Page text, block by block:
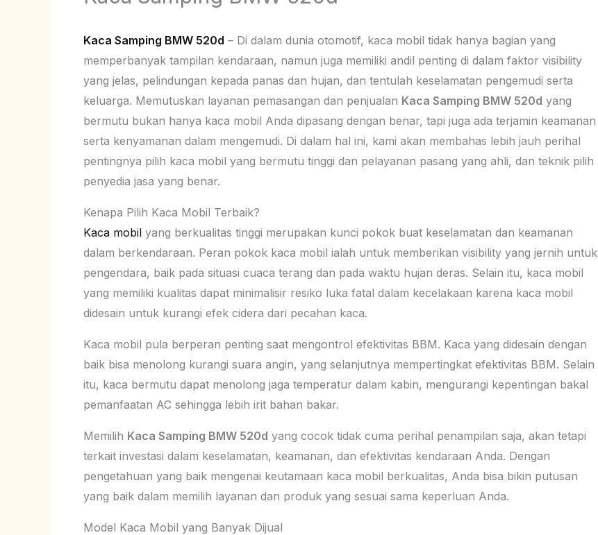
Kaca Samping BMW 520d – Di dalam dunia otomotif, kaca mobil tidak hanya bagian yang
memperbanyak tampilan kendaraan, namun juga memiliki andil penting di dalam faktor visibility
yang jelas, pelindungan kepada panas dan hujan, dan tentulah keselamatan pengemudi serta
keluarga. Memutuskan layanan pemasangan dan penjualan Kaca Samping BMW 520d yang
bermutu bukan hanya kaca mobil Anda dipasang dengan benar, tapi juga ada terjamin keamanan
serta kenyamanan dalam mengemudi. Di dalam hal ini, kami akan membahas lebih jauh perihal
pentingnya pilih kaca mobil yang bermutu tinggi dan pelayanan pasang yang ahli, dan teknik pilih
penyedia jasa yang benar.
Kenapa Pilih Kaca Mobil Terbaik?
Kaca mobil yang berkualitas tinggi merupakan kunci pokok buat keselamatan dan keamanan
dalam berkendaraan. Peran pokok kaca mobil ialah untuk memberikan visibility yang jernih untuk
pengendara, baik pada situasi cuaca terang dan pada waktu hujan deras. Selain itu, kaca mobil
yang memiliki kualitas dapat minimalisir resiko luka fatal dalam kecelakaan karena kaca mobil
didesain untuk kurangi efek cidera dari pecahan kaca.
Kaca mobil pula berperan penting saat mengontrol efektivitas BBM. Kaca yang didesain dengan
baik bisa menolong kurangi suara angin, yang selanjutnya mempertingkat efektivitas BBM. Selain
itu, kaca bermutu dapat menolong jaga temperatur dalam kabin, mengurangi kepentingan bakal
pemanfaatan AC sehingga lebih irit bahan bakar.
Memilih Kaca Samping BMW 520d yang cocok tidak cuma perihal penampilan saja, akan tetapi
terkait investasi dalam keselamatan, keamanan, dan efektivitas kendaraan Anda. Dengan
pengetahuan yang baik mengenai keutamaan kaca mobil berkualitas, Anda bisa bikin putusan
yang baik dalam memilih layanan dan produk yang sesuai sama keperluan Anda.
Model Kaca Mobil yang Banyak Dijual